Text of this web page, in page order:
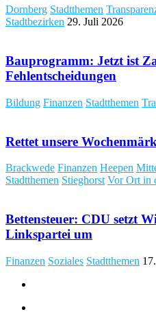
Dornberg Stadtthemen
Stadtbezirken 29. Juli 2026
Bauprogramm: Jetzt ist
Fehlentscheidungen
Bildung Finanzen Stadtthemen
Rettet unsere
Brackwede Finanzen Heepen
Stadtthemen Stieghorst Vor Ort in
Bettensteuer: CDU setzt
Linkspartei um
Finanzen Soziales Stadtthemen